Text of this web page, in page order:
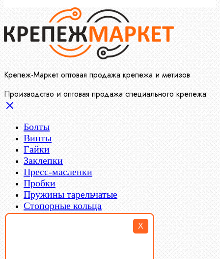
X
Крепеж-Маркет оптовая продажа крепежа и метизов
Производство и оптовая продажа специального крепежа
Болты
Винты
Гайки
Заклепки
Пресс-масленки
Пробки
Пружины тарельчатые
Стопорные кольца
Такелаж